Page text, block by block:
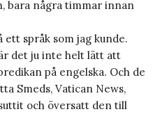
bara några timmar innan
ett språk som jag kunde.
det ju inte helt lätt att
på engelska. Och de
Smeds, Vatican News,
och översatt den till